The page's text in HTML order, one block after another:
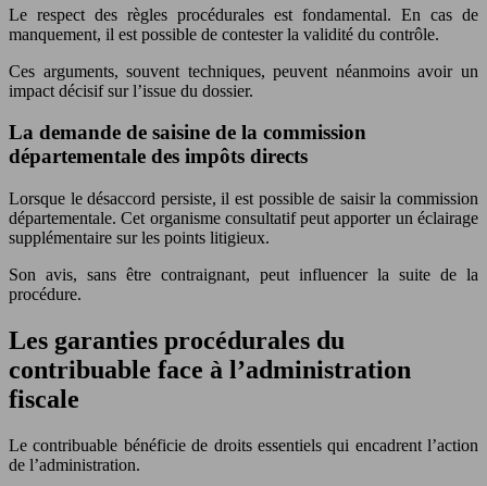
Le respect des règles procédurales est fondamental. En cas de
manquement, il est possible de contester la validité du contrôle.
Ces arguments, souvent techniques, peuvent néanmoins avoir un
impact décisif sur l’issue du dossier.
La demande de saisine de la commission
départementale des impôts directs
Lorsque le désaccord persiste, il est possible de saisir la commission
départementale. Cet organisme consultatif peut apporter un éclairage
supplémentaire sur les points litigieux.
Son avis, sans être contraignant, peut influencer la suite de la
procédure.
Les garanties procédurales du
contribuable face à l’administration
fiscale
Le contribuable bénéficie de droits essentiels qui encadrent l’action
de l’administration.